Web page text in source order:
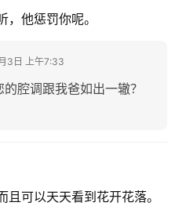
他惩罚你呢。
3日 上午7:33
的腔调跟我爸如出一辙？
可以天天看到花开花落。